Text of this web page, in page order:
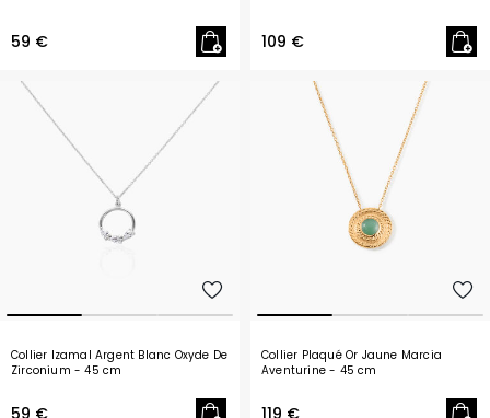
59 € 109 €
Collier Izamal Argent Blanc Oxyde De
Zirconium- 45 cm
Collier Plaqué Or Jaune Marcia
Aventurine- 45 cm